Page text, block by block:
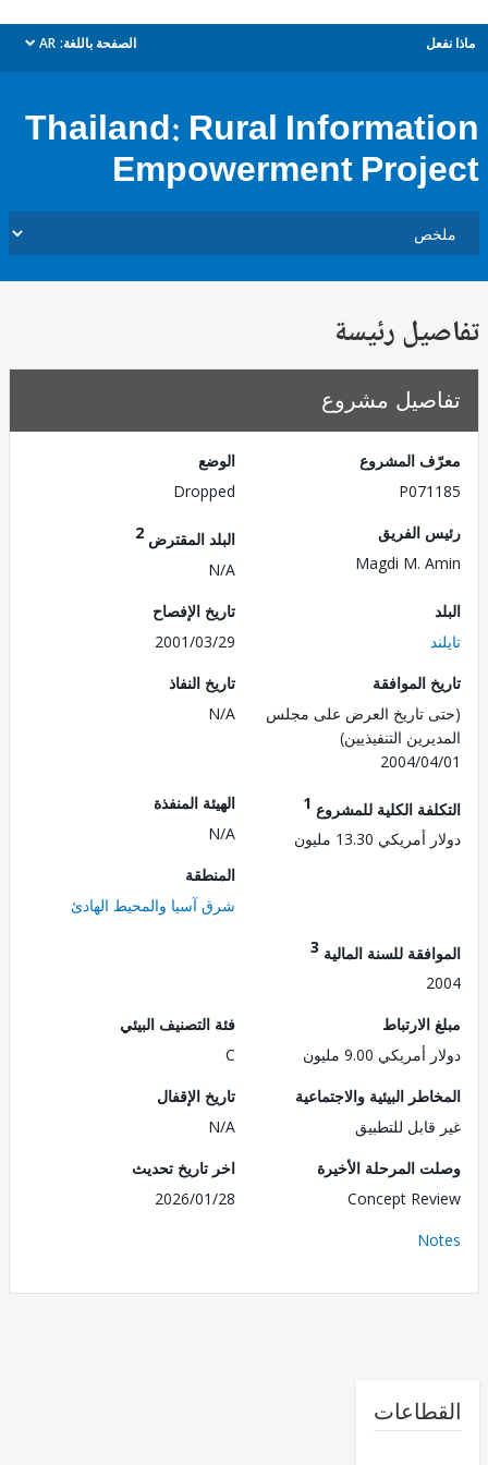
الصفحة باللغة: AR
dropdown
Thailand: Rural
Empowerment
رئيسة
مشروع
المشروع
Dropped
الفريق
Magdi M.
البلد المقترض
تاريخ الإفصاح
2001/03/29
الموافقة
تاريخ العرض على مجلس
التنفيذيين)
2004/
تاريخ النفاذ
N/A
الكلية للمشروع1
13.30 مليون
الهيئة المنفذة
شرق آسيا والمحيط الهادئ
للسنة المالية3
9.00 مليون
فئة التصنيف البيئي
البيئية والاجتماعية
للتطبيق
تاريخ الإقفال
المرحلة الأخيرة
Concept
اخر تاريخ تحديث
2026/01/28